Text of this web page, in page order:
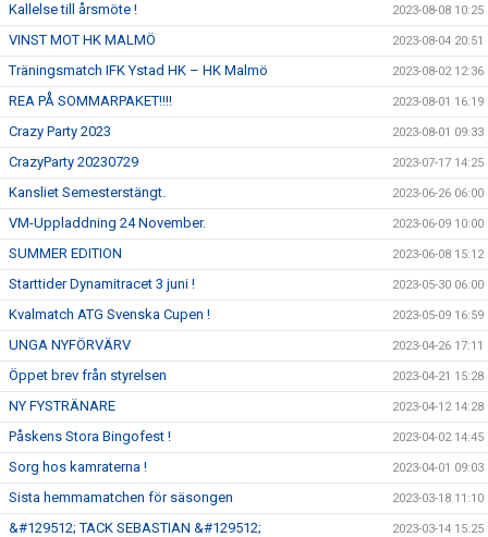
Kallelse till årsmöte ! 2023-08-08 10:25
VINST MOT HK MALMÖ 2023-08-04 20:51
Träningsmatch IFK Ystad HK – HK Malmö 2023-08-02 12:36
REA PÅ SOMMARPAKET!!!! 2023-08-01 16:19
Crazy Party 2023 2023-08-01 09:33
CrazyParty 20230729 2023-07-17 14:25
Kansliet Semesterstängt. 2023-06-26 06:00
VM-Uppladdning 24 November. 2023-06-09 10:00
SUMMER EDITION 2023-06-08 15:12
Starttider Dynamitracet 3 juni ! 2023-05-30 06:00
Kvalmatch ATG Svenska Cupen ! 2023-05-09 16:59
UNGA NYFÖRVÄRV 2023-04-26 17:11
Öppet brev från styrelsen 2023-04-21 15:28
NY FYSTRÄNARE 2023-04-12 14:28
Påskens Stora Bingofest ! 2023-04-02 14:45
Sorg hos kamraterna ! 2023-04-01 09:03
Sista hemmamatchen för säsongen 2023-03-18 11:10
&#129512; TACK SEBASTIAN &#129512; 2023-03-14 15:25